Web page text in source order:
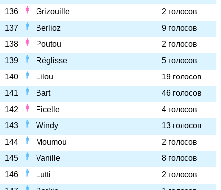
136
Grizouille
2 голосов
137
Berlioz
9 голосов
138
Poutou
2 голосов
139
Réglisse
5 голосов
140
Lilou
19 голосов
141
Bart
46 голосов
142
Ficelle
4 голосов
143
Windy
13 голосов
144
Moumou
2 голосов
145
Vanille
8 голосов
146
Lutti
2 голосов